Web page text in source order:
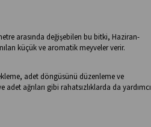
arasında değişebilen bu bitki, Haziran-
küçük ve aromatik meyveler verir.
adet döngüsünü düzenleme ve
ağrıları gibi rahatsızlıklarda da yardımcı